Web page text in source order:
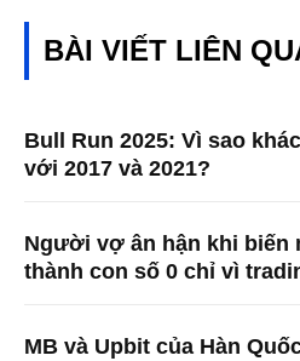
BÀI VIẾT LIÊN
Bull Run 2025: Vì sao
với 2017 và 2021?
Người vợ ân hận khi biến
thành con số 0 chỉ vì
MB và Upbit của Hàn